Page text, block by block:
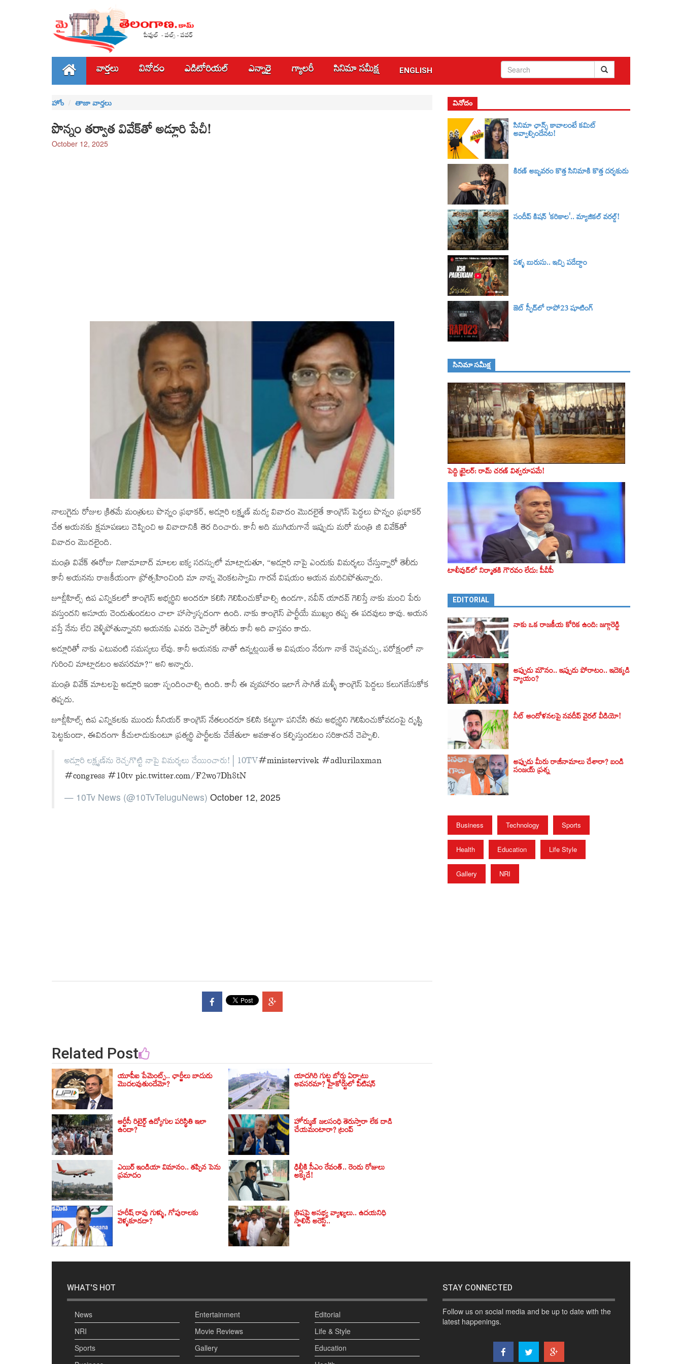
వార్తలు వినోదం ఎడిటోరియల్ ఎన్నారై గ్యాలరీ సినిమా స‌మీక్ష ENGLISH
హోం తాజా వార్తలు
పొన్నం తర్వాత వివేక్‌తో అడ్లూరి పేచీ!
October 12, 2025
నాలుగైదు రోజుల క్రితమే మంత్రులు పొన్నం ప్రభాకర్, అడ్లూరి లక్ష్మణ్ మద్య వివాదం మొదలైతే కాంగ్రెస్‌ పెద్దలు పొన్నం ప్రభాకర్‌
చేత ఆయనకు క్షమాపణలు చెప్పించి ఆ వివాదానికి తెర దించారు. కానీ అది ముగియగానే ఇప్పుడు మరో మంత్రి జి వివేక్‌తో
వివాదం మొదలైంది.
మంత్రి వివేక్ ఈరోజు నిజామాబాద్‌ మాలల ఐక్య సదస్సులో మాట్లాడుతూ, “అడ్లూరి నాపై ఎందుకు విమర్శలు చేస్తున్నారో తెలీదు
కానీ అయనను రాజకీయంగా ప్రోత్సహించింది మా నాన్న వెంకటస్వామి గారనే విషయం ఆయన మరిచిపోతున్నారు.
జూబ్లీహిల్స్‌ ఉప ఎన్నికలలో కాంగ్రెస్‌ అభ్యర్ధిని అందరూ కలిసి గెలిపించుకోవాల్సి ఉండగా, నవీన్ యాదవ్‌ గెలిస్తే నాకు మంచి పేరు
వస్తుందని అసూయ చెందుతుండటం చాలా హాస్యాస్పదంగా ఉంది. నాకు కాంగ్రెస్‌ పార్టీయే ముఖ్యం తప్ప ఈ పదవులు కావు. ఆయన
వస్తే నేను లేచి వెళ్ళిపోతున్నానని ఆయనకు ఎవరు చెప్పారో తెలీదు కానీ అది వాస్తవం కాదు.
అడ్లూరితో నాకు ఎటువంటి సమస్యలు లేవు. కానీ ఆయనకు నాతో ఉన్నట్లయితే ఆ విషయం నేరుగా నాకే చెప్పవచ్చు, పరోక్షంలో నా
గురించి మాట్లాడటం అవసరమా?” అని అన్నారు.
మంత్రి వివేక్ మాటలపై అడ్లూరి ఇంకా స్పందించాల్సి ఉంది. కానీ ఈ వ్యవహారం ఇలాగే సాగితే మళ్ళీ కాంగ్రెస్‌ పెద్దలు కలుగజేసుకోక
తప్పదు.
జూబ్లీహిల్స్‌ ఉప ఎన్నికలకు ముందు సీనియర్ కాంగ్రెస్‌ నేతలందరూ కలిసి కట్టుగా పనిచేసి తమ అభ్యర్ధిని గెలిపించుకోవడంపై దృష్టి
పెట్టకుండా, ఈవిదంగా కీచులాడుకుంటూ ప్రత్యర్ధి పార్టీలకు చేజేతులా అవకాశం కల్పిస్తుండటం సరికాదనే చెప్పాలి.
అడ్లూరి లక్ష్మణ్‌ను రెచ్చగొట్టి నాపై విమర్శలు చేయించారు! | 10TV#ministervivek #adlurilaxman
#congress #10tvpic.twitter.com/F2wo7Dh8tN
— 10Tv News (@10TvTeluguNews) October 12, 2025
Related Post
యూపీఐ పేమెంట్స్.. ఛార్జీలు బాదుడు
మొదలవుతుందేమో?
యాదగిరి గుట్ట బోర్డు ఏర్పాటు
అవసరమా? హైకోర్టులో పిటిషన్‌
ఆర్టీసీ రిటైర్డ్ ఉద్యోగుల పరిస్థితి ఇలా
ఉందా?
హోర్ముజ్ జలసంధి తెరుస్తారా లేక దాడి
చేయమంటారా? ట్రంప్
ఎయిర్ ఇండియా విమానం.. తప్పిన పెను
ప్రమాదం
ఢిల్లీకి సీఎం రేవంత్.. రెండు రోజులు
అక్కడే!
హరీష్‌ రావు గుళ్ళు, గోపురాలకు
వెళ్ళకూడదా?
త్రిషపై అసభ్య వ్యాఖ్యలు.. ఉదయనిధి
స్టాలిన్ అరెస్ట్..
వినోదం
సినిమా ఛాన్స్ కావాలంటే కమిట్
అవ్వాల్సిందేనట!
కిరణ్ అబ్బవరం కొత్త సినిమాకి కొత్త దర్శకుడు
సందీప్ కిషన్ 'కరికాల'.. మ్యాజికల్ వరల్డ్‌!
పళ్ళ బురుసు.. ఇచ్చి పడేద్దాం
జెట్ స్పీడ్‌లో రాపో23 షూటింగ్
సినిమా స‌మీక్ష
పెద్ది ట్రైలర్‌: రామ్‌ చరణ్‌ విశ్వరూపమే!
టాలీవుడ్‌లో నిర్మాతకి గౌరవం లేదు: పీవీపీ
EDITORIAL
నాకు ఒక రాజకీయ కోరిక ఉంది: జగ్గారెడ్డి
అప్పుడు మౌనం.. ఇప్పుడు పోరాటం.. ఇదెక్కడి
న్యాయం?
నీట్ ఆందోళనలపై నవదీప్ వైరల్ వీడియో!
అప్పుడు మీరు రాజీనామాలు చేశారా? బండి
సంజయ్‌ ప్రశ్న
Business Technology Sports
Health Education Life Style
Gallery NRI
WHAT'S HOT
News
NRI
Sports
Entertainment
Movie Reviews
Gallery
Editorial
Life & Style
Education
STAY CONNECTED
Follow us on social media and be up to date with the
latest happenings.